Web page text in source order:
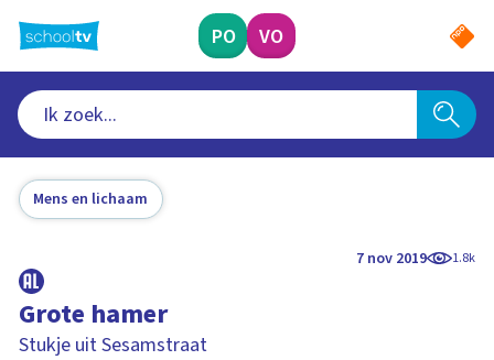
naar
hoofdinhoud
PO VO
Mens en lichaam
7 nov 2019 1.8k
Grote hamer
Stukje uit Sesamstraat